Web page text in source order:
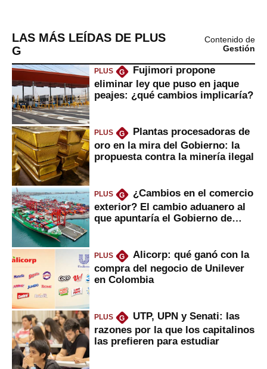
LAS MÁS LEÍDAS DE PLUS
G
Contenido de
Gestión
PLUS G
Fujimori propone
eliminar ley que puso en jaque
peajes: ¿qué cambios implicaría?
PLUS G
Plantas procesadoras de
oro en la mira del Gobierno: la
propuesta contra la minería ilegal
PLUS G
¿Cambios en el comercio
exterior? El cambio aduanero al
que apuntaría el Gobierno de
PLUS G
Alicorp: qué ganó con la
compra del negocio de Unilever
en Colombia
PLUS G
UTP, UPN y Senati: las
razones por la que los capitalinos
las prefieren para estudiar